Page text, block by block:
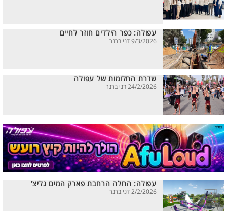
עפולה: כפר הילדים חוזר לחיים
9/3/2026 דני ברנר
שדרת החלומות של עפולה
24/2/2026 דני ברנר
עפולה: החלה הרחבת פארק המים גליצ'
2/2/2026 דני ברנר